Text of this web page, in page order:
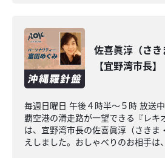
佐喜眞淳（さ
【宜野湾市長】
毎週日曜日 午後４時半～５時 放送
覇空港の滑走路が一望できる『レキ
は、宜野湾市長の佐喜眞淳（さきま
えしました。おしゃべりのお相手は